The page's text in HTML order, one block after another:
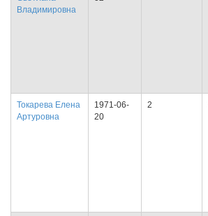
Владимировна
Токарева Елена
Артуровна
1971-06-
20
2